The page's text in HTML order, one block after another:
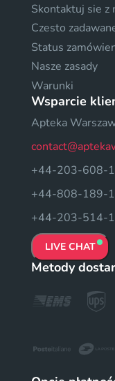
Skontaktuj sie z
Czesto
Status
Nasze zasady
Warunki
Wsparcie
Apteka
+44-203-608-
+44-808-189-
+44-203-514-
LIVE CHAT
Metody